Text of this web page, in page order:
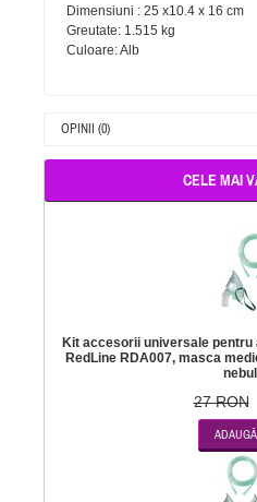
Dimensiuni : 25 x10.4 x 16 cm
Greutate: 1.515 kg
Culoare: Alb
OPINII (0)
CELE MAI
Kit accesorii universale
RedLine RDA007, masca
27 RON